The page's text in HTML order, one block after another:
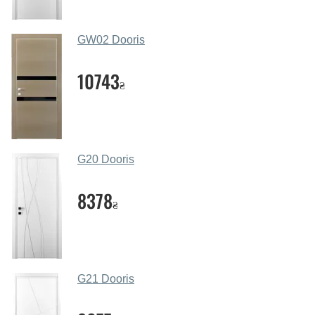
в нашем салоне-магазине.
преимущества ваших межкомнатных
покрывается МДФ накладками толщиной 20 мм.
выходит очень крепкой и надежной.
Какие дверные полотна посоветуете?
Наши рекомендации зависят от необходимых
параметров, Вашего бюджета и других факторов.
Подбор дверных полотен ведется индивидуально для
GW02 Dooris
10743₴
G20 Dooris
8378₴
G21 Dooris